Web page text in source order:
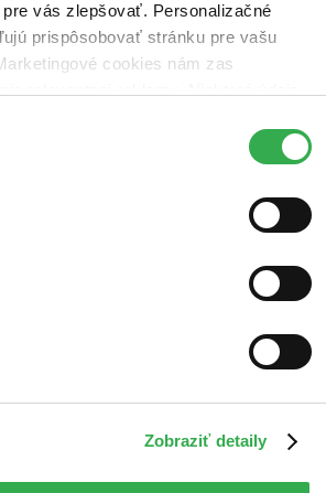
vás zlepšovať. Personalizačné
prispôsobovať stránku pre vašu
cookies nám zas
všetky tieto cookies. Ďakujeme!
Zobraziť detaily